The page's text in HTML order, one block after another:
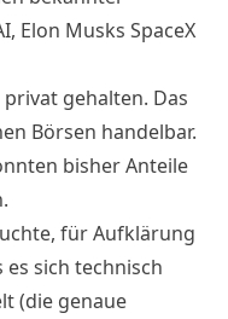
Elon Musks SpaceX
privat gehalten. Das
Börsen handelbar.
bisher Anteile
für Aufklärung
es sich technisch
(die genaue